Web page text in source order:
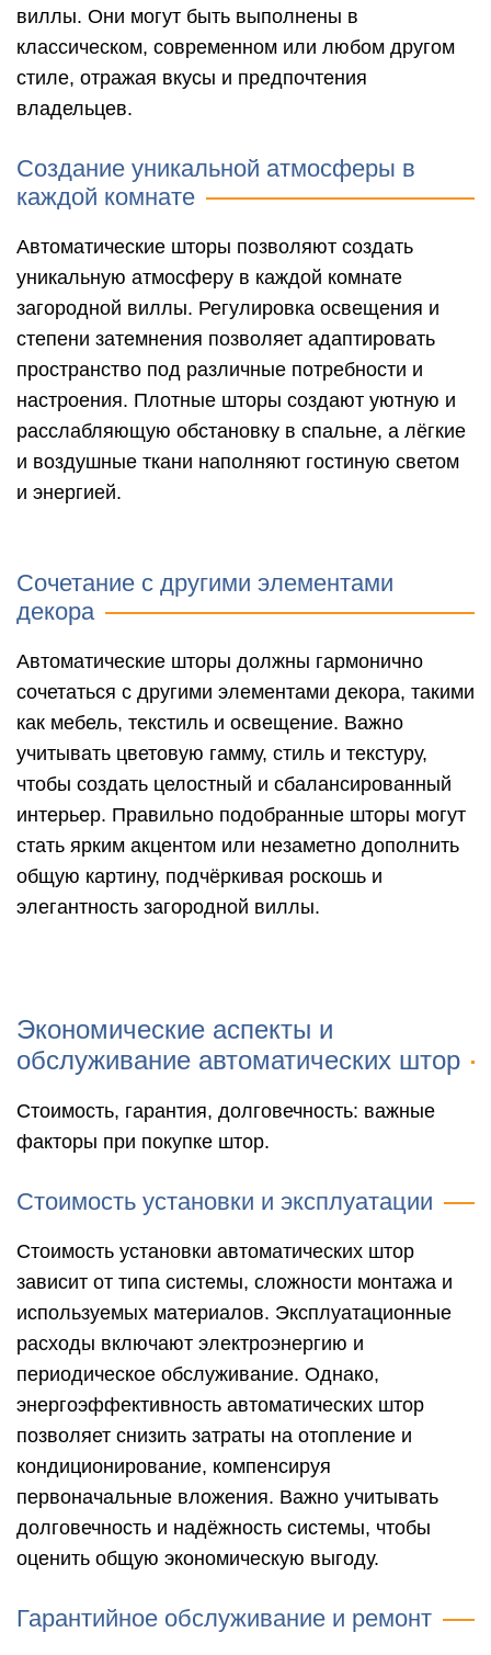
виллы. Они могут быть выполнены в
классическом, современном или любом другом
стиле, отражая вкусы и предпочтения
владельцев.
Создание уникальной атмосферы в
каждой комнате
Автоматические шторы позволяют создать
уникальную атмосферу в каждой комнате
загородной виллы. Регулировка освещения и
степени затемнения позволяет адаптировать
пространство под различные потребности и
настроения. Плотные шторы создают уютную и
расслабляющую обстановку в спальне, а лёгкие
и воздушные ткани наполняют гостиную светом
и энергией.
Сочетание с другими элементами
декора
Автоматические шторы должны гармонично
сочетаться с другими элементами декора, такими
как мебель, текстиль и освещение. Важно
учитывать цветовую гамму, стиль и текстуру,
чтобы создать целостный и сбалансированный
интерьер. Правильно подобранные шторы могут
стать ярким акцентом или незаметно дополнить
общую картину, подчёркивая роскошь и
элегантность загородной виллы.
Экономические аспекты и
обслуживание автоматических штор
Стоимость, гарантия, долговечность: важные
факторы при покупке штор.
Стоимость установки и эксплуатации
Стоимость установки автоматических штор
зависит от типа системы, сложности монтажа и
используемых материалов. Эксплуатационные
расходы включают электроэнергию и
периодическое обслуживание. Однако,
энергоэффективность автоматических штор
позволяет снизить затраты на отопление и
кондиционирование, компенсируя
первоначальные вложения. Важно учитывать
долговечность и надёжность системы, чтобы
оценить общую экономическую выгоду.
Гарантийное обслуживание и ремонт